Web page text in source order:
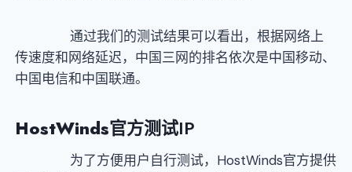
通过我们的测试结果可以看出，根据网络上
传速度和网络延迟，中国三网的排名依次是中国移动、
中国电信和中国联通。
HostWinds官方测试IP
为了方便用户自行测试，HostWinds官方提供